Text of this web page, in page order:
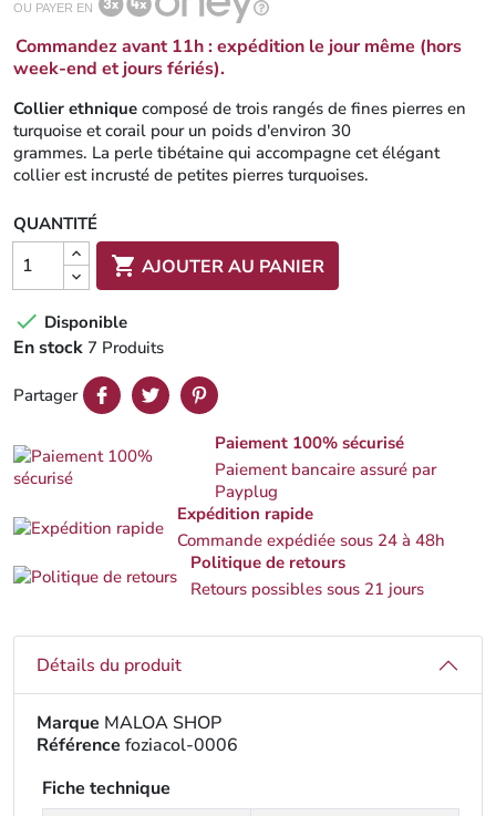
OU PAYER EN
Commandez avant 11h : expédition le jour même (hors
week-end et jours fériés).
Collier ethnique composé de trois rangés de fines pierres en
turquoise et corail pour un poids d'environ 30
grammes. La perle tibétaine qui accompagne cet élégant
collier est incrusté de petites pierres turquoises.
QUANTITÉ
 AJOUTER AU PANIER
 Disponible
En stock 7 Produits
Partager
Paiement 100% sécurisé
Paiement bancaire assuré par
Payplug
Expédition rapide
Commande expédiée sous 24 à 48h
Politique de retours
Retours possibles sous 21 jours
Détails du produit
Marque MALOA SHOP
Référence foziacol-0006
Fiche technique